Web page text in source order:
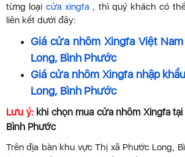
từng loại cửa xingfa , thì quý khách có
liên kết dưới đây:
Giá cửa nhôm Xingfa Việt
Long, Bình Phước
Giá cửa nhôm Xingfa nhập
Long, Bình Phước
Lưu ý: khi chọn mua cửa nhôm Xingfa
Bình Phước
Trên địa bàn khu vực Thị xã Phước Long,